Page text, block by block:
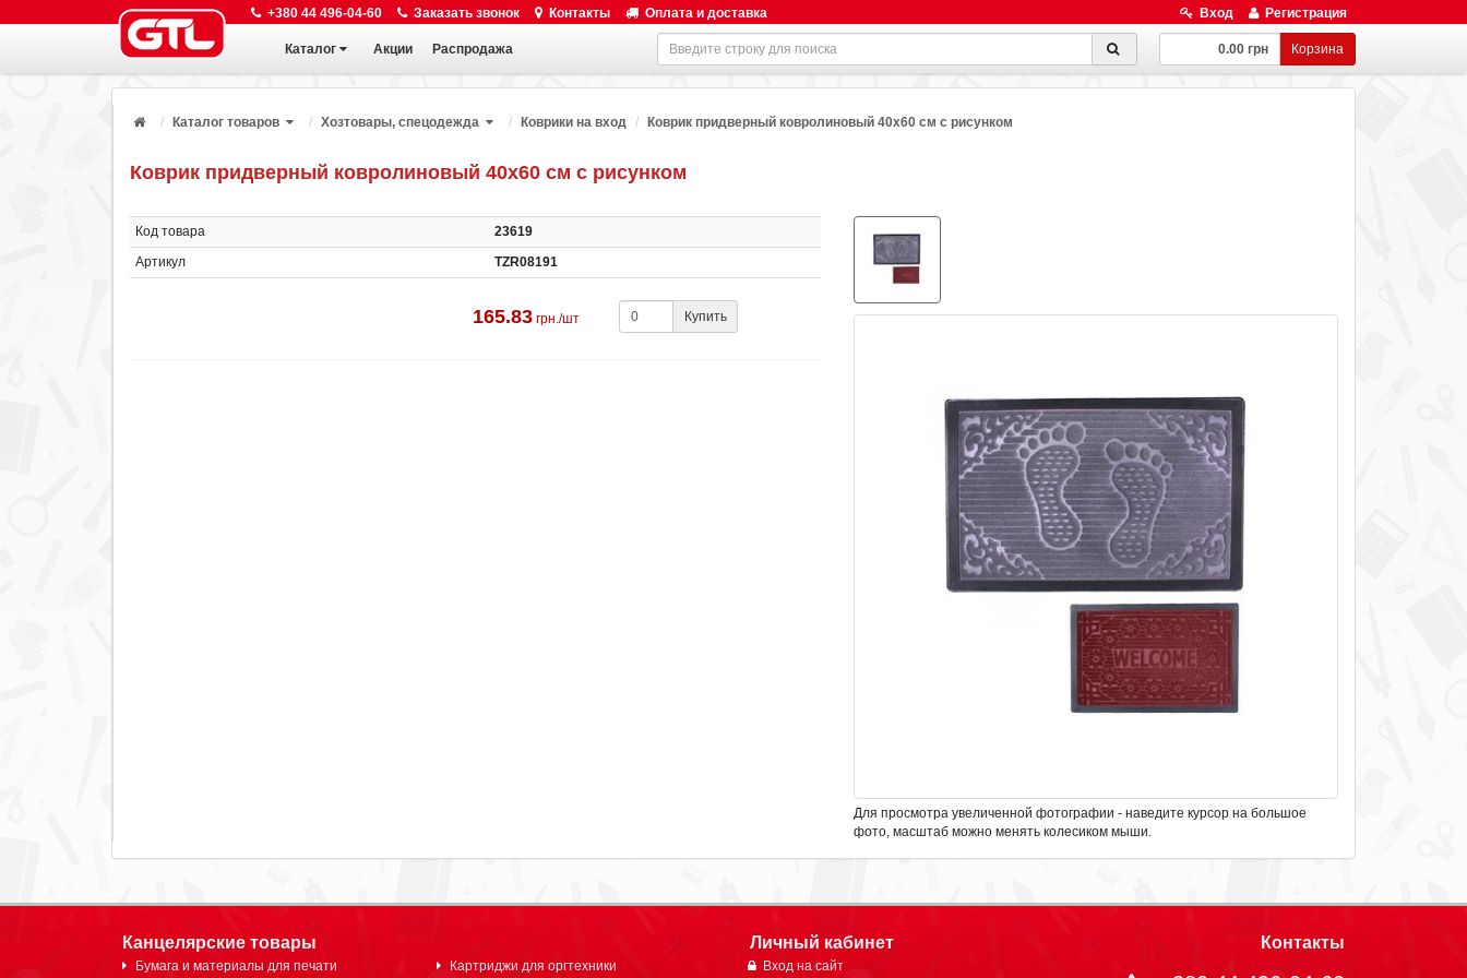
+380 44 496-04-60 Заказать звонок Контакты Оплата и доставка Вход Регистрация
Каталог Акции Распродажа 0.00 грн Корзина
Каталог товаров Хозтовары, спецодежда Коврики на вход Коврик придверный ковролиновый 40х60 см с рисунком
Коврик придверный ковролиновый 40х60 см с рисунком
Код товара
23619
Артикул
TZR08191
165.83 грн./шт Купить
Для просмотра увеличенной фотографии - наведите курсор на большое
фото, масштаб можно менять колесиком мыши.
Канцелярские товары
Бумага и материалы для печати
Картриджи для оргтехники
Личный кабинет
Вход на сайт
Контакты